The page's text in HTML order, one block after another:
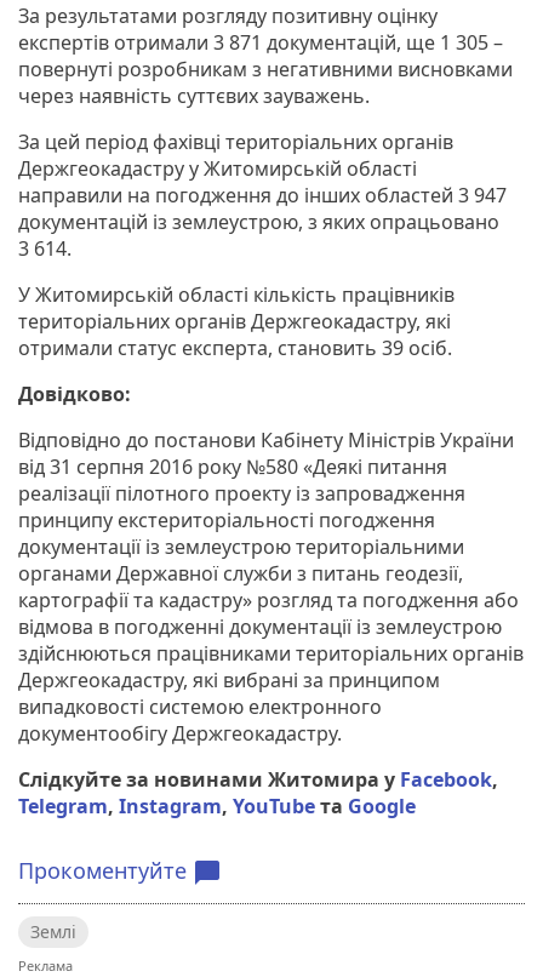
За результатами розгляду позитивну оцінку
експертів отримали 3 871 документацій, ще 1 305 –
повернуті розробникам з негативними висновками
через наявність суттєвих зауважень.
За цей період фахівці територіальних органів
Держгеокадастру у Житомирській області
направили на погодження до інших областей 3 947
документацій із землеустрою, з яких опрацьовано
3 614.
У Житомирській області кількість працівників
територіальних органів Держгеокадастру, які
отримали статус експерта, становить 39 осіб.
Довідково:
Відповідно до постанови Кабінету Міністрів України
від 31 серпня 2016 року №580 «Деякі питання
реалізації пілотного проекту із запровадження
принципу екстериторіальності погодження
документації із землеустрою територіальними
органами Державної служби з питань геодезії,
картографії та кадастру» розгляд та погодження або
відмова в погодженні документації із землеустрою
здійснюються працівниками територіальних органів
Держгеокадастру, які вибрані за принципом
випадковості системою електронного
документообігу Держгеокадастру.
Слідкуйте за новинами Житомира у Facebook,
Telegram, Instagram, YouTubeта Google
Прокоментуйте chat_bubble
Землі